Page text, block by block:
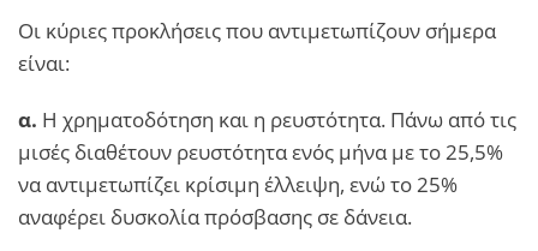
Οι κύριες προκλήσεις που αντιμετωπίζουν σήμερα
είναι:
α. Η χρηματοδότηση και η ρευστότητα. Πάνω από τις
μισές διαθέτουν ρευστότητα ενός μήνα με το 25,5%
να αντιμετωπίζει κρίσιμη έλλειψη, ενώ το 25%
αναφέρει δυσκολία πρόσβασης σε δάνεια.